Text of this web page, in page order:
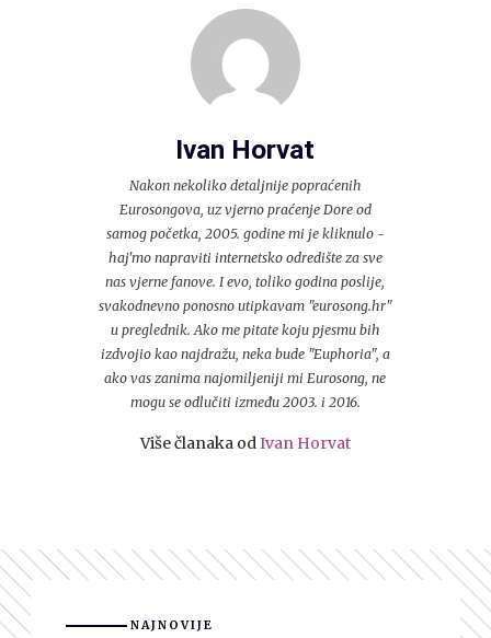
Ivan Horvat
Nakon nekoliko detaljnije popraćenih
Eurosongova, uz vjerno praćenje Dore od
samog početka, 2005. godine mi je kliknulo -
haj'mo napraviti internetsko odredište za sve
nas vjerne fanove. I evo, toliko godina poslije,
svakodnevno ponosno utipkavam "eurosong.hr"
u preglednik. Ako me pitate koju pjesmu bih
izdvojio kao najdražu, neka bude "Euphoria", a
ako vas zanima najomiljeniji mi Eurosong, ne
mogu se odlučiti između 2003. i 2016.
Više članaka odIvan Horvat
NAJNOVIJE